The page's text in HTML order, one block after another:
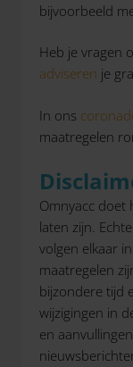
bijvoorbeeld
Heb je vragen
adviseren je
In ons
maatregelen
Omnyacc doet
laten zijn.
volgen elkaar
maatregelen
bijzondere tijd
wijzigingen in
en